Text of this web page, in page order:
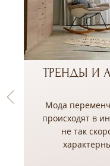
ТРЕНДЫ И
Мода
происходят в
не так